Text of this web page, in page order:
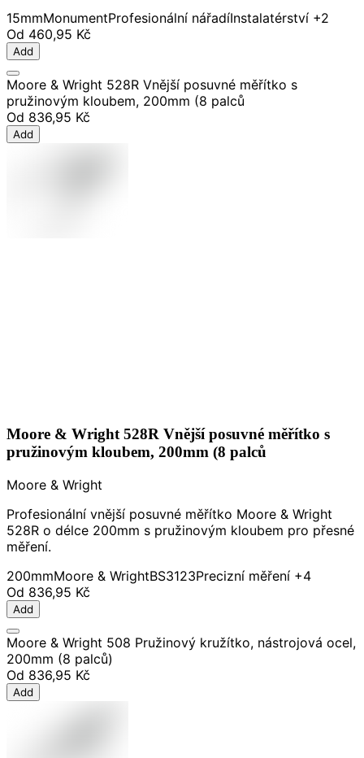
15mmMonumentProfesionální nářadíInstalatérství +2
Od 460,95 Kč
Add
Moore & Wright 528R Vnější posuvné měřítko s
pružinovým kloubem, 200mm (8 palců
Od 836,95 Kč
Add
Moore & Wright 528R Vnější posuvné měřítko s
pružinovým kloubem, 200mm (8 palců
Moore & Wright
Profesionální vnější posuvné měřítko Moore & Wright
528R o délce 200mm s pružinovým kloubem pro přesné
měření.
200mmMoore & WrightBS3123Precizní měření +4
Od 836,95 Kč
Add
Moore & Wright 508 Pružinový kružítko, nástrojová ocel,
200mm (8 palců)
Od 836,95 Kč
Add